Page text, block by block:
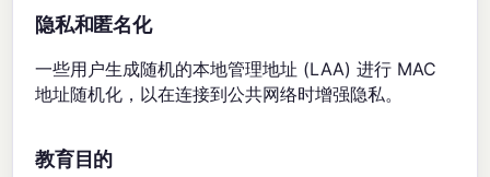
隐私和匿名化
一些用户生成随机的本地管理地址 (LAA) 进行 MAC
地址随机化，以在连接到公共网络时增强隐私。
教育目的